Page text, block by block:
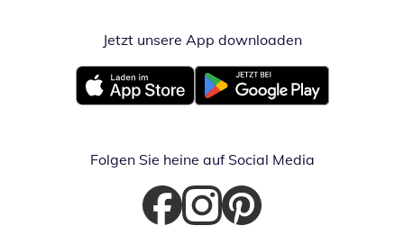
Jetzt unsere App downloadenÖffnet in
Öffnet in neuem FensterÖffnet in neuem Fenster
Folgen Sie heine auf Social Media
Öffnet in neuem Fenster
Öffnet in neuem Fenster
Öffnet in neuem Fenster